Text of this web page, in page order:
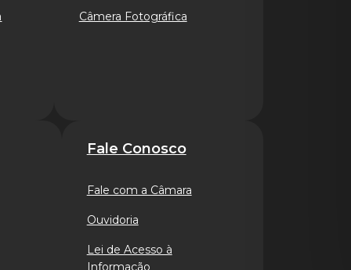
Câmera Fotográfica
Fale Conosco
Fale com a Câmara
Ouvidoria
Lei de Acesso à
Informação